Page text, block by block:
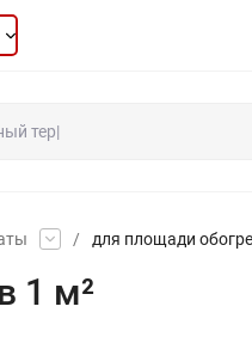
/ для площади
1 м²